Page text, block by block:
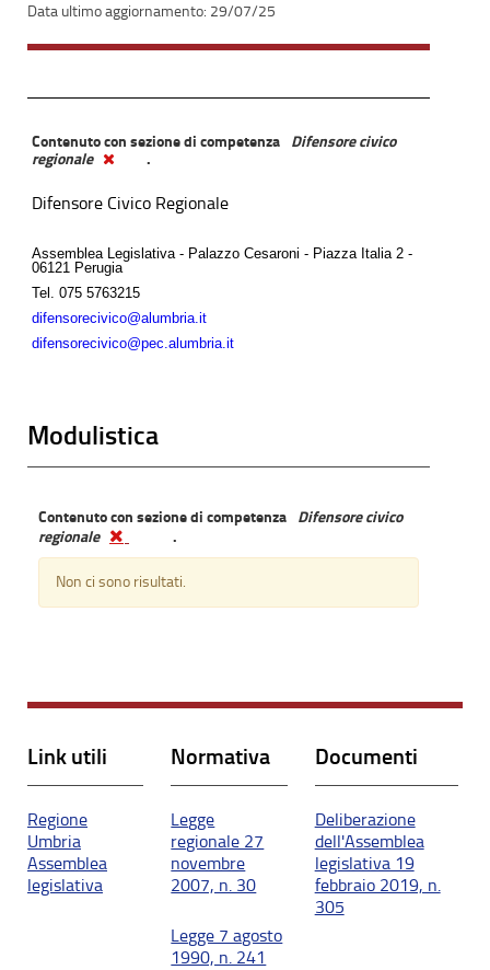
29/07/25
Contenuto con sezione di competenza
Difensore civico
regionale
.
Difensore Civico Regionale
Assemblea Legislativa - Palazzo Cesaroni - Piazza Italia 2 -
06121 Perugia
Tel.
075 5763215
difensorecivico@alumbria.it
difensorecivico@pec.alumbria.it
Modulistica
Contenuto con sezione di competenza
Difensore civico
regionale
.
Non ci sono risultati.
Link utili
Regione
Umbria
Assemblea
legislativa
Normativa
Legge
regionale 27
novembre
2007, n. 30
Legge 7 agosto
1990, n. 241
Documenti
Deliberazione
dell'Assemblea
legislativa 19
febbraio 2019, n.
305